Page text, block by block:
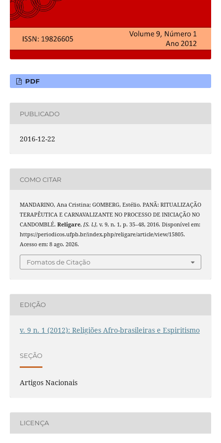
PDF
PUBLICADO
2016-12-22
COMO CITAR
MANDARINO, Ana Cristina; GOMBERG, Estélio. PANÃ: RITUALIZAÇÃO
TERAPÊUTICA E CARNAVALIZANTE NO PROCESSO DE INICIAÇÃO NO
CANDOMBLÉ. Religare, [S. l.], v. 9, n. 1, p. 35–48, 2016. Disponível em:
https://periodicos.ufpb.br/index.php/religare/article/view/15805.
Acesso em: 8 ago. 2026.
Fomatos de Citação
EDIÇÃO
v. 9 n. 1 (2012): Religiões Afro-brasileiras e Espiritismo
SEÇÃO
Artigos Nacionais
LICENÇA